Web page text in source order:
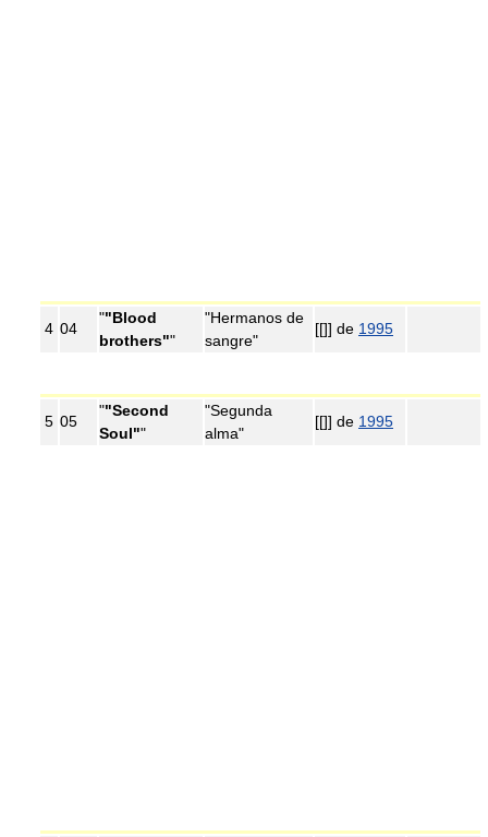
4 04
""Blood
brothers""
"Hermanos de
sangre"
[[]] de 1995
5 05
""Second
Soul""
"Segunda
alma"
[[]] de 1995